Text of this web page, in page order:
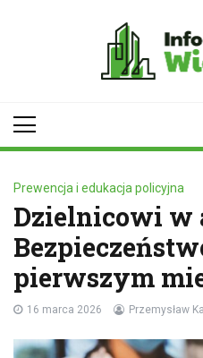
Prewencja i edukacja policyjna
Dzielnicowi w
pierwszym
16 marca 2026 Przemysław